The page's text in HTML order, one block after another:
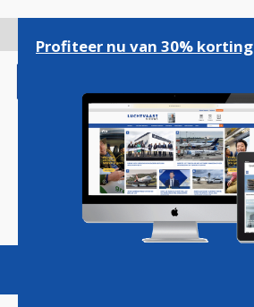
gaan
Magazine Podcasts
Profiteer nu van 30% korting